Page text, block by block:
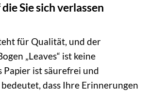
Sie sich verlassen
für Qualität, und der
„Leaves“ ist keine
Papier ist säurefrei und
dass Ihre Erinnerungen